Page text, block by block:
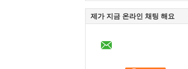
제가 지금 온라인 채팅 해요